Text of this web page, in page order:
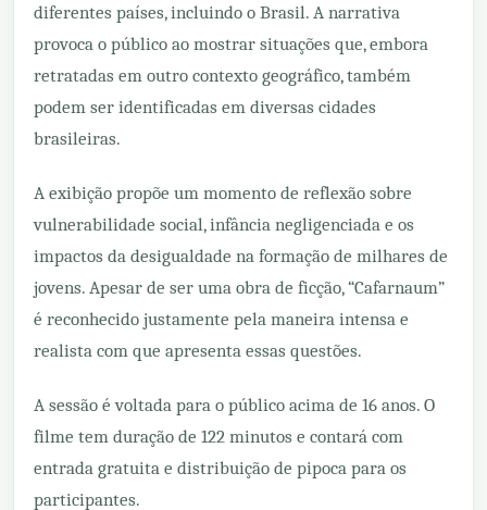
diferentes países, incluindo o Brasil. A narrativa
provoca o público ao mostrar situações que, embora
retratadas em outro contexto geográfico, também
podem ser identificadas em diversas cidades
brasileiras.
A exibição propõe um momento de reflexão sobre
vulnerabilidade social, infância negligenciada e os
impactos da desigualdade na formação de milhares de
jovens. Apesar de ser uma obra de ficção, “Cafarnaum”
é reconhecido justamente pela maneira intensa e
realista com que apresenta essas questões.
A sessão é voltada para o público acima de 16 anos. O
filme tem duração de 122 minutos e contará com
entrada gratuita e distribuição de pipoca para os
participantes.